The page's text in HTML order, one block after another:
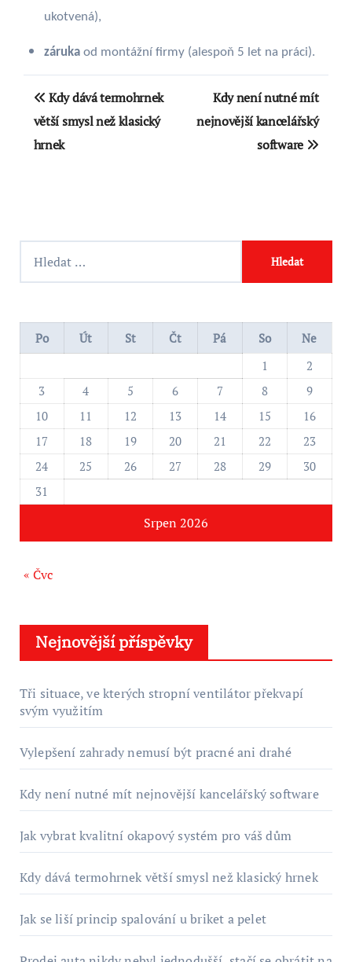
ukotvená),
zárukaod montážní firmy (alespoň 5 let na práci).
Navigace
pro
příspěvek
Kdy dává termohrnek
větší smysl než klasický
hrnek
Kdy není nutné mít
nejnovější kancelářský
software
á
v
á
n
Srpen 2026
Po Út St Čt Pá So
Ne
1
2
3
4 5 6 7 8
9
10
11 12 13 14 15
16
17
18 19 20 21 22
23
24
25 26 27 28 29
30
31
« Čvc
Nejnovější příspěvky
Tři situace, ve kterých stropní ventilátor překvapí
svým využitím
Vylepšení zahrady nemusí být pracné ani drahé
Kdy není nutné mít nejnovější kancelářský software
Jak vybrat kvalitní okapový systém pro váš dům
Kdy dává termohrnek větší smysl než klasický hrnek
Jak se liší princip spalování u briket a pelet